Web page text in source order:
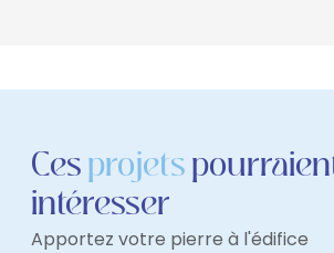
Cesprojets
intéresser
Apportez votre pierre à l'édifice